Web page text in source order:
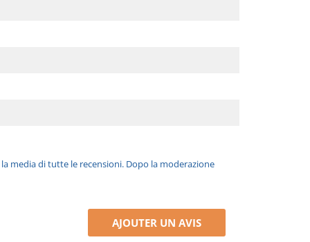
media di tutte le recensioni. Dopo la moderazione
AJOUTER UN AVIS